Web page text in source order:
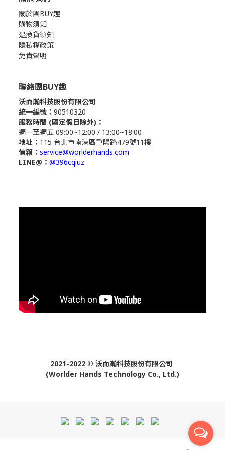
關於團BUY趣
購物須知
退換貨須知
隱私權政策
免責聲明
聯絡團BUY趣
沃而瀚科技股份有限公司
統一編號： 90510320
服務時間 (國定假日除外)：
週一至週五 09:00~12:00 / 13:00~18:00
地址： 115 台北市南港區重陽路479號11樓
信箱： service@worlderhands.com
LINE@： @396cqiuz
2021-2022 © 沃而瀚科技股份有限公司
(Worlder Hands Technology Co., Ltd.)